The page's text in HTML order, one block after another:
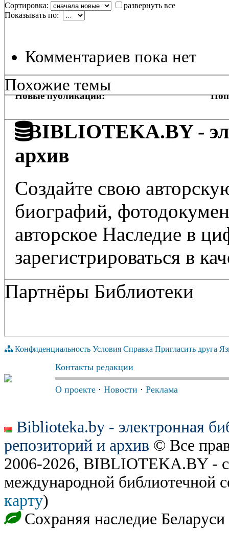
Сортировка:
развернуть все
Показывать по:
Комментариев пока нет
Похожие темы
Новые публикации:
BIBLIOTEKA.BY -
архив
Создайте свою
биографий,
авторское Наследие в
зарегистрироваться в
Партнёры Библиотеки
Конфиденциальность Условия Справка Пригласить друга
Контакты редакции
О проекте · Новости · Реклама
Biblioteka.by - электронная
репозиторий и архив © Все
2006-2026, BIBLIOTEKA.BY -
международной библиотечной
карту)
Сохраняя наследие Беларуси